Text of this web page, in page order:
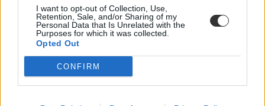
I want to opt-out of Collection, Use,
Retention, Sale, and/or Sharing of my
Personal Data that Is Unrelated with the
Purposes for which it was collected.
Opted Out
CONFIRM